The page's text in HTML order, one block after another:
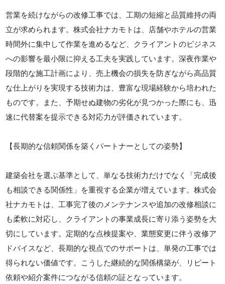
営業を続けながらの改修工事では、工期の短縮と品質維持の両
立が求められます。株式会社ナカモトは、店舗やホテルの営業
時間外に集中して作業を進めるなど、クライアントのビジネス
への影響を最小限に抑える工夫を実践しています。深夜作業や
段階的な施工計画により、売上機会の損失を防ぎながら高品質
な仕上がりを実現する技術力は、豊富な現場経験から培われた
ものです。また、予期せぬ建物の劣化が見つかった際にも、迅
速に代替案を提示できる対応力が評価されています。
【長期的な信頼関係を築くパートナーとしての姿勢】
建築会社を選ぶ基準として、単なる技術力だけでなく「完成後
も相談できる関係性」を重視する企業が増えています。株式会
社ナカモトは、工事完了後のメンテナンスや追加の改修相談に
も柔軟に対応し、クライアントの事業成長に寄り添う姿勢を大
切にしています。定期的な点検提案や、業態変更に伴う改修ア
ドバイスなど、長期的な視点でのサポートは、単発の工事では
得られない価値です。こうした継続的な関係構築が、リピート
依頼や紹介案件につながる信頼の証となっています。